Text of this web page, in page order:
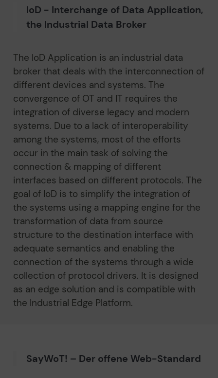
IoD - Interchange of Data Application,
the Industrial Data Broker
The IoD Application is an industrial data
broker that deals with the interconnection of
different devices and systems. The
convergence of OT and IT requires the
integration of diverse legacy and modern
systems. Due to a lack of interoperability
among the systems, most of the efforts
occur in the main task of solving the
connection & mapping of different
interfaces based on different protocols. The
goal of IoD is to simplify the integration of
the systems using a mapping engine for the
transformation of data from source
structure to the destination interface with
adequate semantics and enabling the
connection of the systems through a wide
collection of protocol drivers. It is designed
as an edge solution and is compatible with
the Industrial Edge Platform.
SayWoT! – Der offene Web-Standard